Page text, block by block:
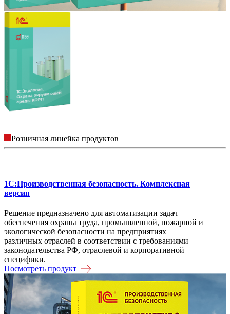
Розничная линейка продуктов
1C:Производственная безопасность. Комплексная
версия
Решение предназначено для автоматизации задач
обеспечения охраны труда, промышленной, пожарной и
экологической безопасности на предприятиях
различных отраслей в соответствии с требованиями
законодательства РФ, отраслевой и корпоративной
специфики.
Посмотреть продукт